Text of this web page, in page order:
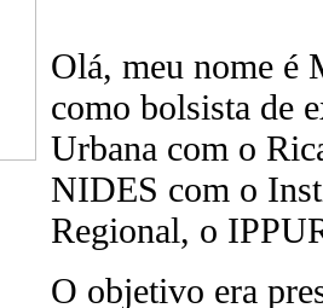
Olá, meu nome é
como bolsista de
Urbana com o
NIDES com o
Regional, o
O objetivo era